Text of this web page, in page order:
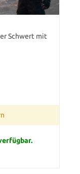
Schwert mit